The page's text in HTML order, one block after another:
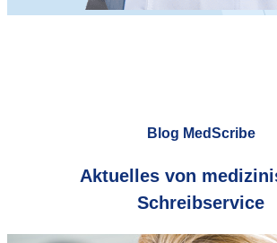
Blog MedScribe
Aktuelles von
Schreibservice